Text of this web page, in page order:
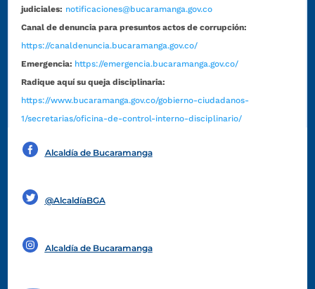
judiciales: notificaciones@bucaramanga.gov.co
Canal de denuncia para presuntos actos de corrupción:
https://canaldenuncia.bucaramanga.gov.co/
Emergencia: https://emergencia.bucaramanga.gov.co/
Radique aquí su queja disciplinaria:
https://www.bucaramanga.gov.co/gobierno-ciudadanos-
1/secretarias/oficina-de-control-interno-disciplinario/
Alcaldía de Bucaramanga
@AlcaldíaBGA
Alcaldía de Bucaramanga